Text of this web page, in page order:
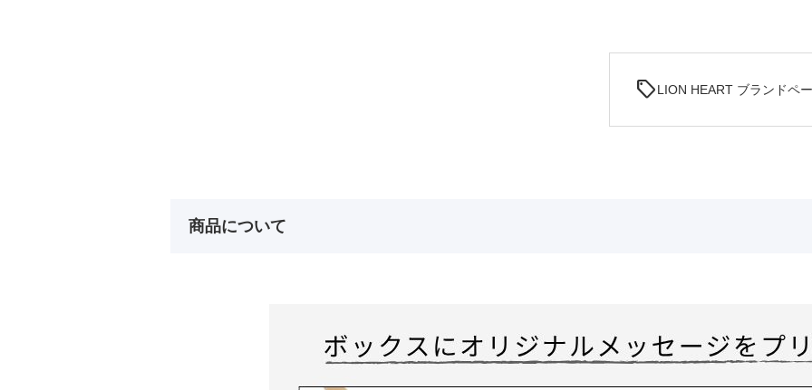
sellLION HEART ブランドペ
商品について